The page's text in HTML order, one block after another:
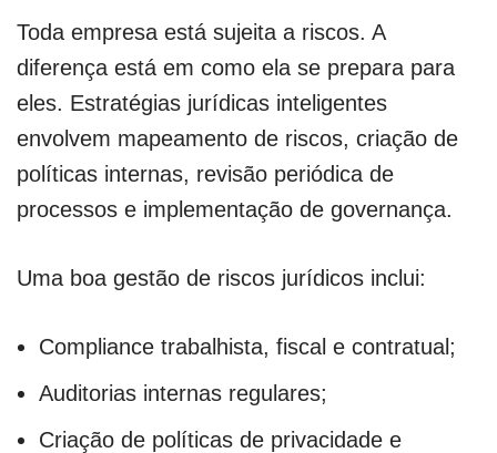
Toda empresa está sujeita a riscos. A
diferença está em como ela se prepara para
eles. Estratégias jurídicas inteligentes
envolvem mapeamento de riscos, criação de
políticas internas, revisão periódica de
processos e implementação de governança.
Uma boa gestão de riscos jurídicos inclui:
Compliance trabalhista, fiscal e contratual;
Auditorias internas regulares;
Criação de políticas de privacidade e